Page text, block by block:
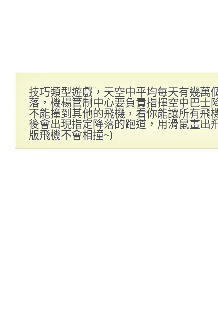
技巧類型遊戲，天空中平均每天有幾萬
落，機楊管制中心要負責指揮空中巴士
不能撞到其他的飛機，看你能讓所有飛
後會出現指定降落的跑道，用滑鼠畫出
版飛機不會相撞~)